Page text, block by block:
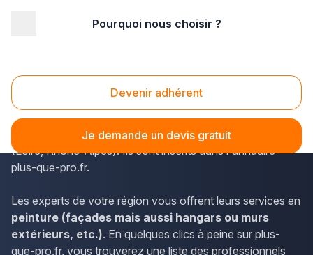
Pourquoi nous choisir ?
Devenir adhérent
Je demande un devis gratuit
Peinture Saint-Just-Saint-Rambert (42170)
Les peintres en bâtiment comptent parmi les
professionnels en activité à Saint-Just-Saint-Rambert
(Loire, Rhône-Alpes). Ils sont inscrits dans l'annuaire
plus-que-pro.fr.
Les experts de votre région vous offrent leurs services en
peinture (façades mais aussi hangars ou murs
extérieurs, etc.). En quelques clics à peine sur plus-
que-pro.fr, vous trouverez une liste des professionnels